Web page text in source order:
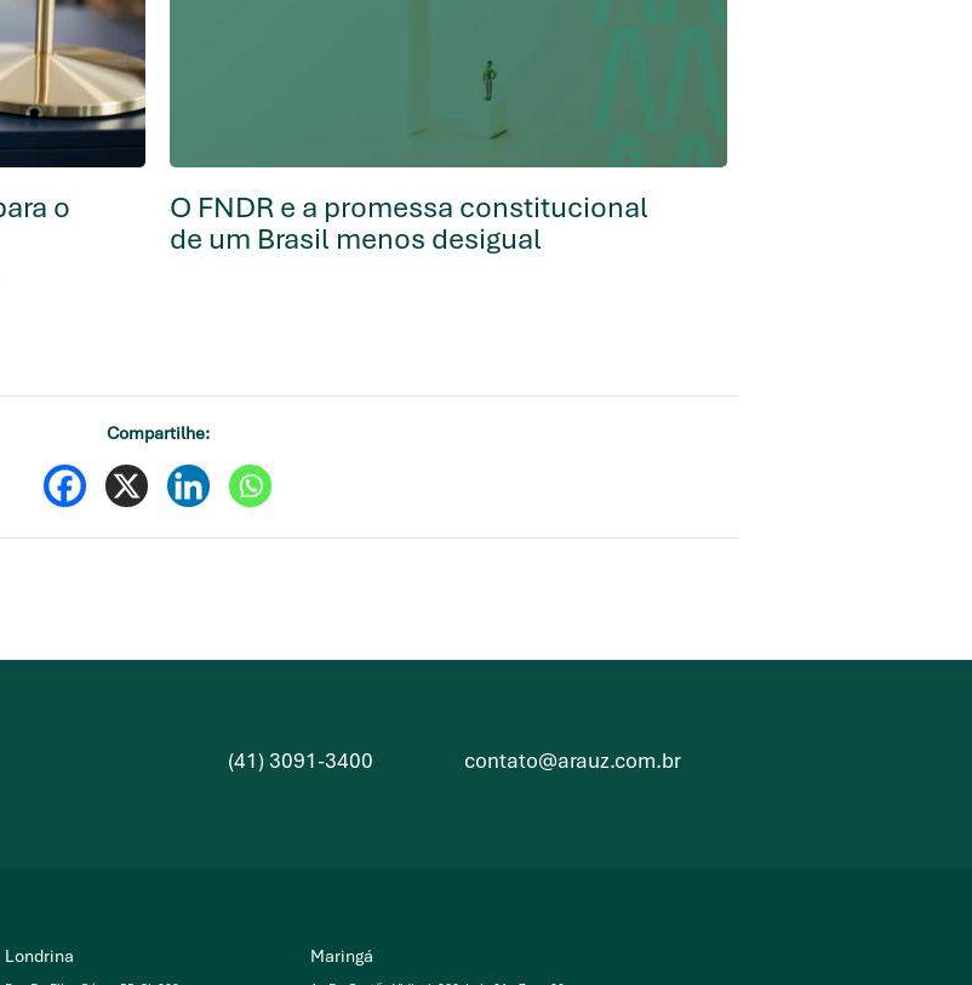
o
O FNDR e a promessa constitucional
de um Brasil menos desigual
Compartilhe:
(41) 3091-3400 contato@arauz.com.br
Londrina Maringá